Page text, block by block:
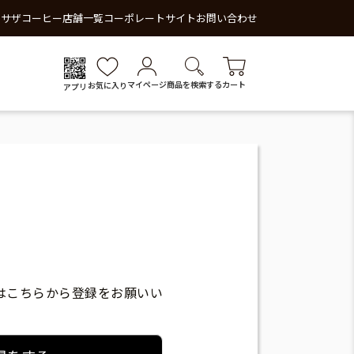
ザコーヒー店舗一覧コーポレートサイトお問い合わせ
アプリ お気に入り マイページ商品を検索するカート
ちらから登録をお願いい